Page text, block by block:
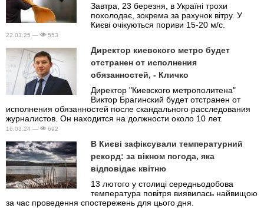
Завтра, 23 березня, в Україні трохи
похолодає, зокрема за рахунок вітру. У
Києві очікуються пориви 15-20 м/с.
22.03.25 — 553
Директор киевского метро будет
отстранен от исполнения
обязанностей, - Кличко
Директор "Киевского метрополитена"
Виктор Брагинский будет отстранен от
исполнения обязанностей после скандального расследования
журналистов. Он находится на должности около 10 лет.
16.03.24 — 692
В Києві зафіксували температурний
рекорд: за вікном погода, яка
відповідає квітню
13 лютого у столиці середньодобова
температура повітря виявилась найвищою
за час проведення спостережень для цього дня.